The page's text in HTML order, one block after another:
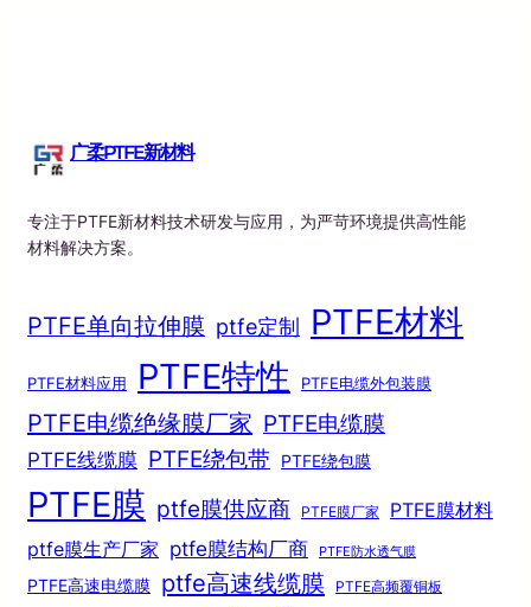
广柔PTFE新材料
专注于PTFE新材料技术研发与应用，为严苛环境提供高性能
材料解决方案。
PTFE单向拉伸膜 ptfe定制 PTFE材料
PTFE材料应用 PTFE特性 PTFE电缆外包装膜
PTFE电缆绝缘膜厂家 PTFE电缆膜
PTFE线缆膜 PTFE绕包带 PTFE绕包膜
PTFE膜 ptfe膜供应商 PTFE膜厂家 PTFE膜材料
ptfe膜生产厂家 ptfe膜结构厂商 PTFE防水透气膜
PTFE高速电缆膜 ptfe高速线缆膜 PTFE高频覆铜板